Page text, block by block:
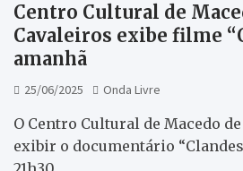
Centro Cultural de
Cavaleiros exibe filme
amanhã
25/06/2025 Onda Livre
O Centro Cultural de Macedo
exibir o documentário